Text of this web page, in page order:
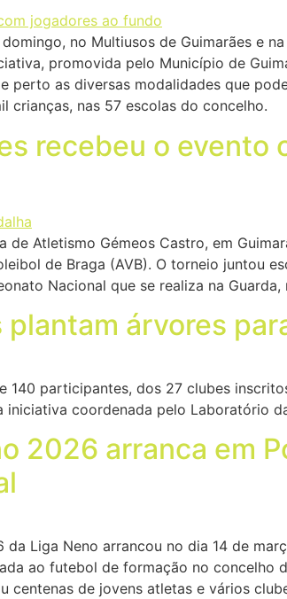
no Multiusos de Guimarães e
promovida pelo Município de
perto as diversas modalidades que
crianças, nas 57 escolas do concelho.
recebeu o evento
de Atletismo Gémeos Castro, em
de Braga (AVB). O torneio juntou
Nacional que se realiza na
plantam árvores
140 participantes, dos 27 clubes
iniciativa coordenada pelo Laboratório
2026 arranca em
da Liga Neno arrancou no dia 14 de
ao futebol de formação no concelho
centenas de jovens atletas e vários